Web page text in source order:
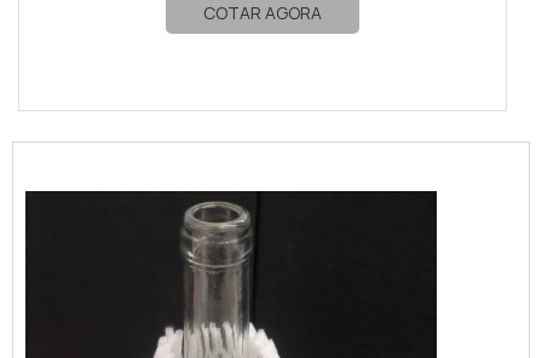
COTAR AGORA